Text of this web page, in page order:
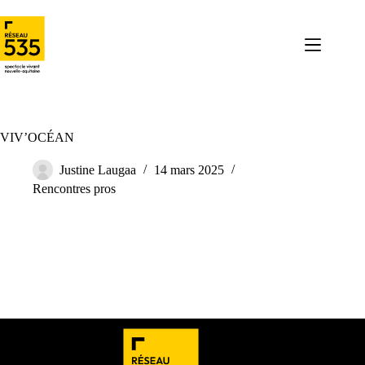
VIV’OCÉAN
Justine Laugaa
14 mars 2025
Rencontres pros